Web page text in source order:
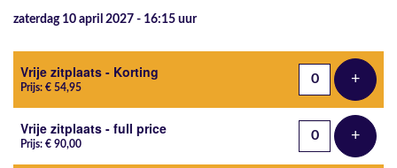
zaterdag 10 april 2027 - 16:15 uur
Aantal tickets
Vrije zitplaats - Korting
Prijs: € 54,95 +Voeg
Vrije zitplaats - full price
Prijs: € 90,00 +Voeg